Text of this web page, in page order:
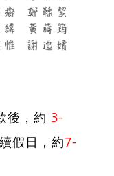
後，約 3-
假日，約7-